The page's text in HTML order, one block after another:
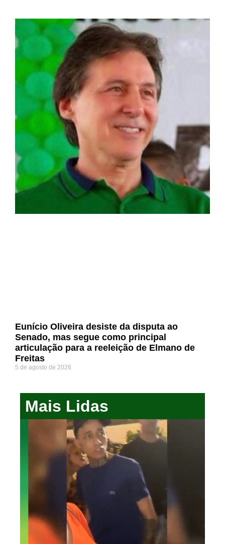
Eunício Oliveira desiste da disputa ao
Senado, mas segue como principal
articulação para a reeleição de Elmano de
Freitas
5 de agosto de 2026
Mais Lidas